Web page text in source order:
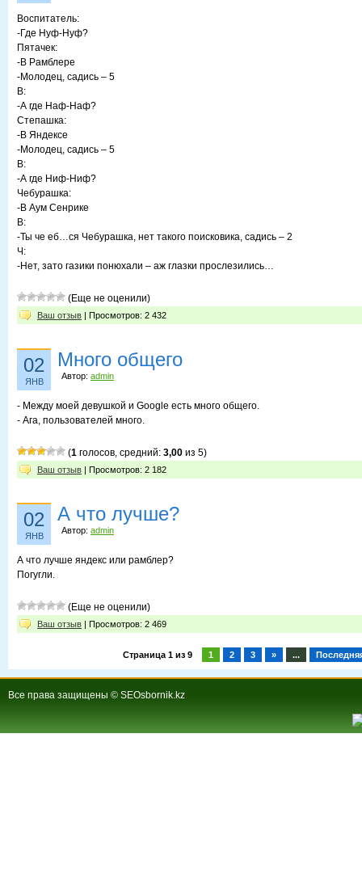
Воспитатель:
-Где Нуф-Нуф?
Пятачек:
-В Рамблере
-Молодец, садись – 5
В:
-А где Наф-Наф?
Степашка:
-В Яндексе
-Молодец, садись – 5
В:
-А где Ниф-Ниф?
Чебурашка:
-В Аум Сенрике
В:
-Ты че еб…ся Чебурашка, нет такого поисковика, садись – 2
Ч:
-Нет, зато газики понюхали – аж глазки прослезились…
(Еще не оценили)
Ваш отзыв | Просмотров: 2 432
02
ЯНВ
Много общего
Автор: admin
- Между моей девушкой и Google есть много общего.
- Ага, пользователей много.
(1 голосов, средний: 3,00 из 5)
Ваш отзыв | Просмотров: 2 182
02
ЯНВ
А что лучше?
Автор: admin
А что лучше яндекс или рамблер?
Погугли.
(Еще не оценили)
Ваш отзыв | Просмотров: 2 469
Страница 1 из 9 1 2 3 » ...
Все права защищены © SEOsbornik.kz